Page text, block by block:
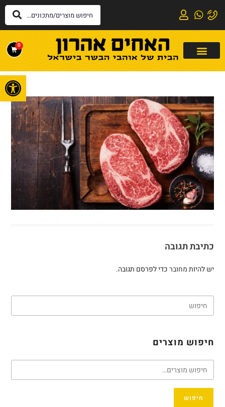
0
כתיבת תגובה
יש להיותמחוברכדי לפרסם תגובה.
חיפוש מוצרים
חיפוש